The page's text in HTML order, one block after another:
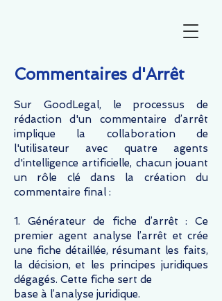
Commentaires d'Arrêt
Sur GoodLegal, le processus de
rédaction d'un commentaire d’arrêt
implique la collaboration de
l'utilisateur avec quatre agents
d'intelligence artificielle, chacun jouant
un rôle clé dans la création du
commentaire final :
1. Générateur de fiche d’arrêt : Ce
premier agent analyse l’arrêt et crée
une fiche détaillée, résumant les faits,
la décision, et les principes juridiques
dégagés. Cette fiche sert de
base à l’analyse juridique.